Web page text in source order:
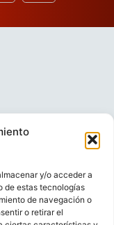
y/o acceder a
de estas tecnologías
de navegación o
o retirar el